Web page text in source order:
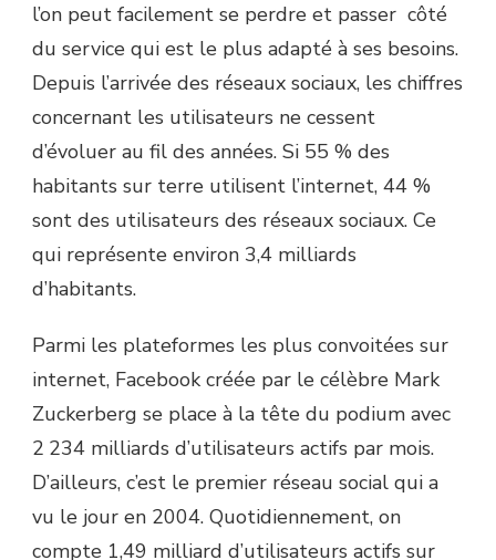
l’on peut facilement se perdre et passer côté
du service qui est le plus adapté à ses besoins.
Depuis l’arrivée des réseaux sociaux, les chiffres
concernant les utilisateurs ne cessent
d’évoluer au fil des années. Si 55 % des
habitants sur terre utilisent l’internet, 44 %
sont des utilisateurs des réseaux sociaux. Ce
qui représente environ 3,4 milliards
d’habitants.
Parmi les plateformes les plus convoitées sur
internet, Facebook créée par le célèbre Mark
Zuckerberg se place à la tête du podium avec
2 234 milliards d’utilisateurs actifs par mois.
D’ailleurs, c’est le premier réseau social qui a
vu le jour en 2004. Quotidiennement, on
compte 1,49 milliard d’utilisateurs actifs sur